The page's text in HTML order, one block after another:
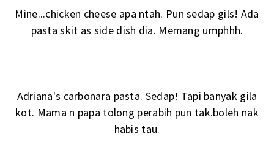
Mine...chicken cheese apa ntah. Pun sedap gils! Ada
pasta skit as side dish dia. Memang umphhh.
Adriana's carbonara pasta. Sedap! Tapi banyak gila
kot. Mama n papa tolong perabih pun tak.boleh nak
habis tau.